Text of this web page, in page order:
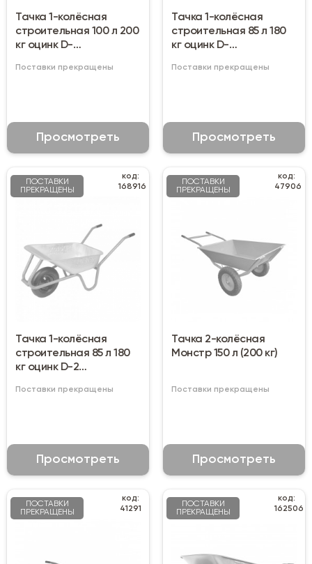
Тачка 1-колёсная
строительная 100 л 200
кг оцинк D-
Поставки прекращены
Просмотреть
Тачка 1-колёсная
строительная 85 л 180
кг оцинк D-
Поставки прекращены
Просмотреть
ПОСТАВКИ
ПРЕКРАЩЕНЫ
код:
168916
Тачка 1-колёсная
строительная 85 л 180
кг оцинк D-2
Поставки прекращены
Просмотреть
ПОСТАВКИ
ПРЕКРАЩЕНЫ
код:
47906
Тачка 2-колёсная
Монстр 150 л (200 кг)
Поставки прекращены
Просмотреть
ПОСТАВКИ
ПРЕКРАЩЕНЫ
код:
41291
ПОСТАВКИ
ПРЕКРАЩЕНЫ
код:
162506